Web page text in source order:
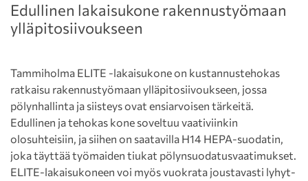
Edullinen lakaisukone rakennustyömaan
ylläpitosiivoukseen
Tammiholma ELITE -lakaisukone on kustannustehokas
ratkaisu rakennustyömaan ylläpitosiivoukseen, jossa
pölynhallinta ja siisteys ovat ensiarvoisen tärkeitä.
Edullinen ja tehokas kone soveltuu vaativiinkin
olosuhteisiin, ja siihen on saatavilla H14 HEPA-suodatin,
joka täyttää työmaiden tiukat pölynsuodatusvaatimukset.
ELITE-lakaisukoneen voi myös vuokrata joustavasti lyhyt-